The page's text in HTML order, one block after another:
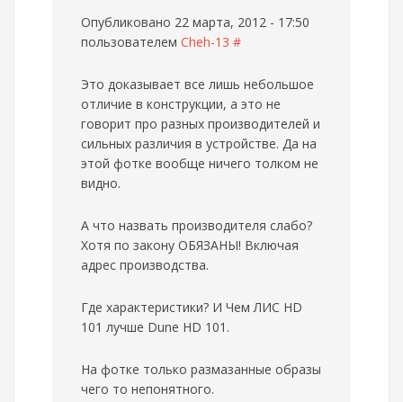
Опубликовано 22 марта, 2012 - 17:50
пользователем Cheh-13 #
Это доказывает все лишь небольшое
отличие в конструкции, а это не
говорит про разных производителей и
сильных различия в устройстве. Да на
этой фотке вообще ничего толком не
видно.
А что назвать производителя слабо?
Хотя по закону ОБЯЗАНЫ! Включая
адрес производства.
Где характеристики? И Чем ЛИС HD
101 лучше Dune HD 101.
На фотке только размазанные образы
чего то непонятного.